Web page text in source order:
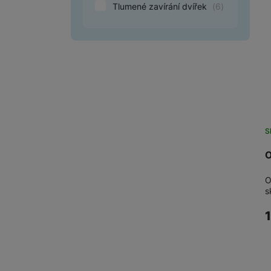
na našich stránkách, tak
Tlumené zavírání dvířek
(6)